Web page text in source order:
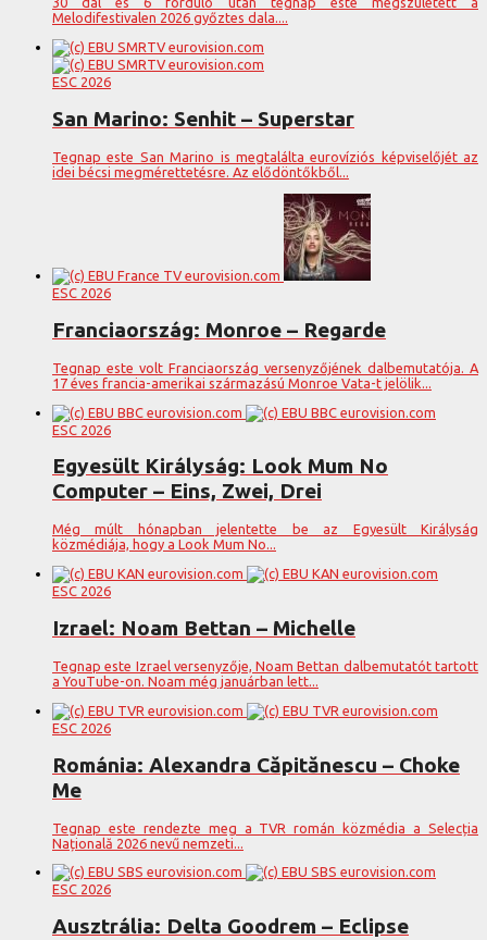
Melodifestivalen 2026 győztes dala....
ESC 2026
San Marino: Senhit – Superstar
Tegnap este San Marino is megtalálta eurovíziós képviselőjét az
idei bécsi megmérettetésre. Az elődöntőkből...
ESC 2026
Franciaország: Monroe – Regarde
Tegnap este volt Franciaország versenyzőjének dalbemutatója. A
17 éves francia-amerikai származású Monroe Vata-t jelölik...
ESC 2026
Egyesült Királyság: Look Mum No
Computer – Eins, Zwei, Drei
Még múlt hónapban jelentette be az Egyesült Királyság
közmédiája, hogy a Look Mum No...
ESC 2026
Izrael: Noam Bettan – Michelle
Tegnap este Izrael versenyzője, Noam Bettan dalbemutatót tartott
a YouTube-on. Noam még januárban lett...
ESC 2026
Románia: Alexandra Căpitănescu – Choke
Me
Tegnap este rendezte meg a TVR román közmédia a Selecția
Națională 2026 nevű nemzeti...
ESC 2026
Ausztrália: Delta Goodrem – Eclipse